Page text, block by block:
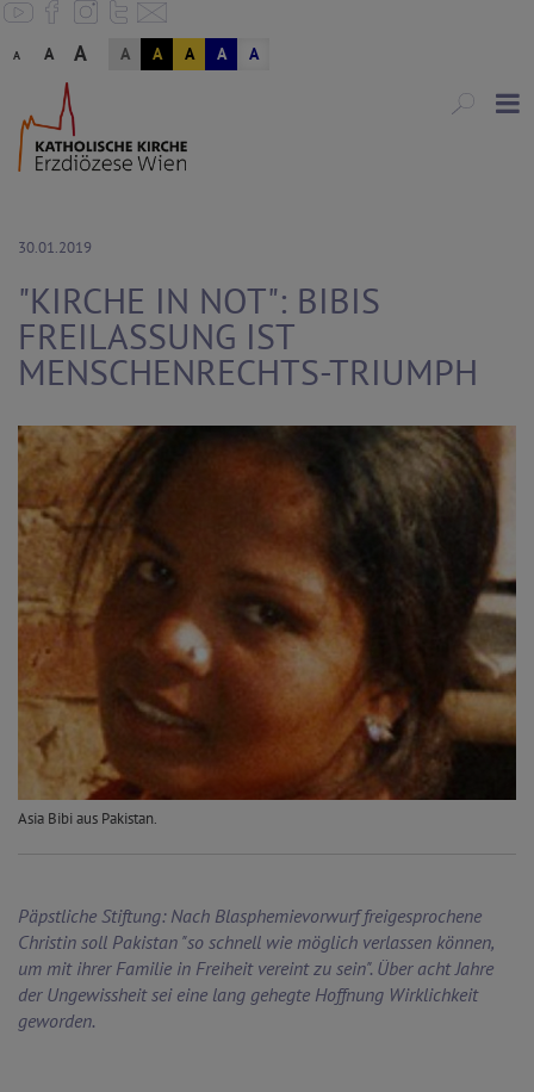
A A A A A A A A
30.01.2019
"KIRCHE IN NOT": BIBIS
FREILASSUNG IST
MENSCHENRECHTS-TRIUMPH
Asia Bibi aus Pakistan.
Päpstliche Stiftung: Nach Blasphemievorwurf freigesprochene
Christin soll Pakistan "so schnell wie möglich verlassen können,
um mit ihrer Familie in Freiheit vereint zu sein". Über acht Jahre
der Ungewissheit sei eine lang gehegte Hoffnung Wirklichkeit
geworden.